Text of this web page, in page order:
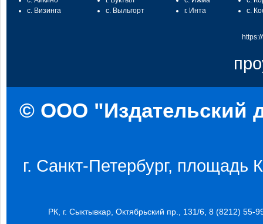
с. Визинга
с. Выльгорт
г. Инта
с.
© ООО "Издательский
г. Санкт-Петербург, площадь
РК, г. Сыктывкар, Октябрьский пр., 131/6, 8 (8212) 55-